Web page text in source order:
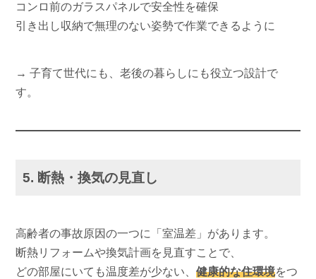
コンロ前のガラスパネルで安全性を確保
引き出し収納で無理のない姿勢で作業できるように
→ 子育て世代にも、老後の暮らしにも役立つ設計で
す。
5. 断熱・換気の見直し
高齢者の事故原因の一つに「室温差」があります。
断熱リフォームや換気計画を見直すことで、
どの部屋にいても温度差が少ない、健康的な住環境をつ